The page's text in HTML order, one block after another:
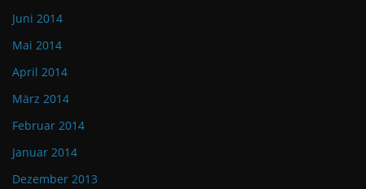
Juni 2014
Mai 2014
April 2014
März 2014
Februar 2014
Januar 2014
Dezember 2013